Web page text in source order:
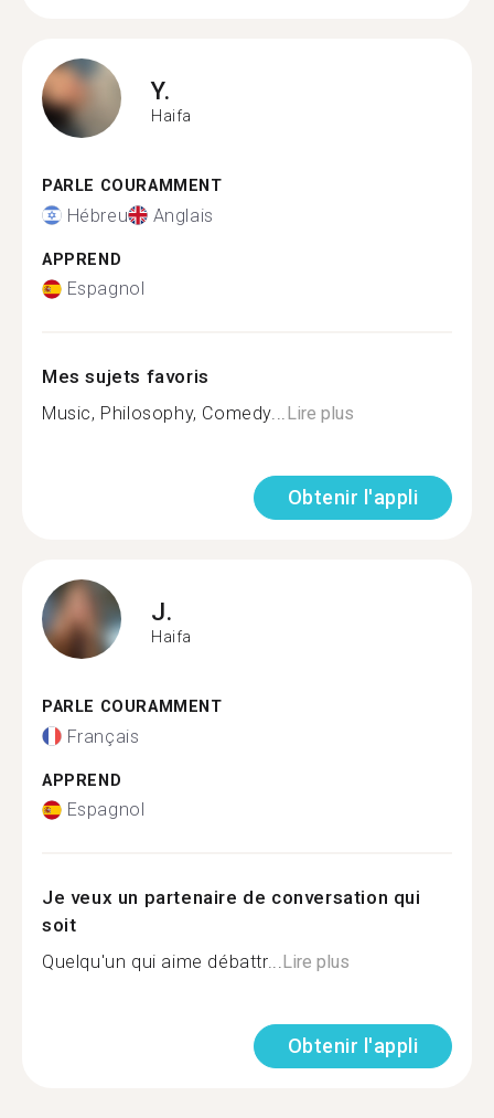
Y.
Haifa
PARLE COURAMMENT
Hébreu Anglais
APPREND
Espagnol
Mes sujets favoris
Music, Philosophy, Comedy...Lire plus
Obtenir l'appli
J.
Haifa
PARLE COURAMMENT
Français
APPREND
Espagnol
Je veux un partenaire de conversation qui
soit
Quelqu'un qui aime débattr...Lire plus
Obtenir l'appli